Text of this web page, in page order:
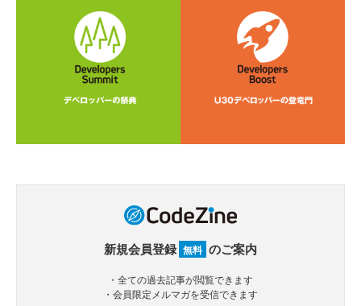
新規会員登録 無料 のご案内
・全ての過去記事が閲覧できます
・会員限定メルマガを受信できます